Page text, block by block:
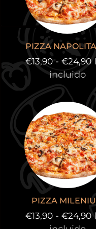
PIZZA
€13,90 - €24,90
incluido
PIZZA
€13,90 - €24,90